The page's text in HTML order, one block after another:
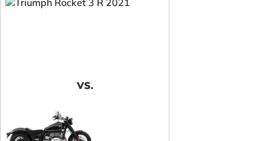
VS.